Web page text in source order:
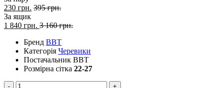
230 грн. 395 грн.
За ящик
1 840 грн. 3 160 грн.
Бренд BBT
Категорія Черевики
Постачальник BBT
Розмірна сітка 22-27
-
+